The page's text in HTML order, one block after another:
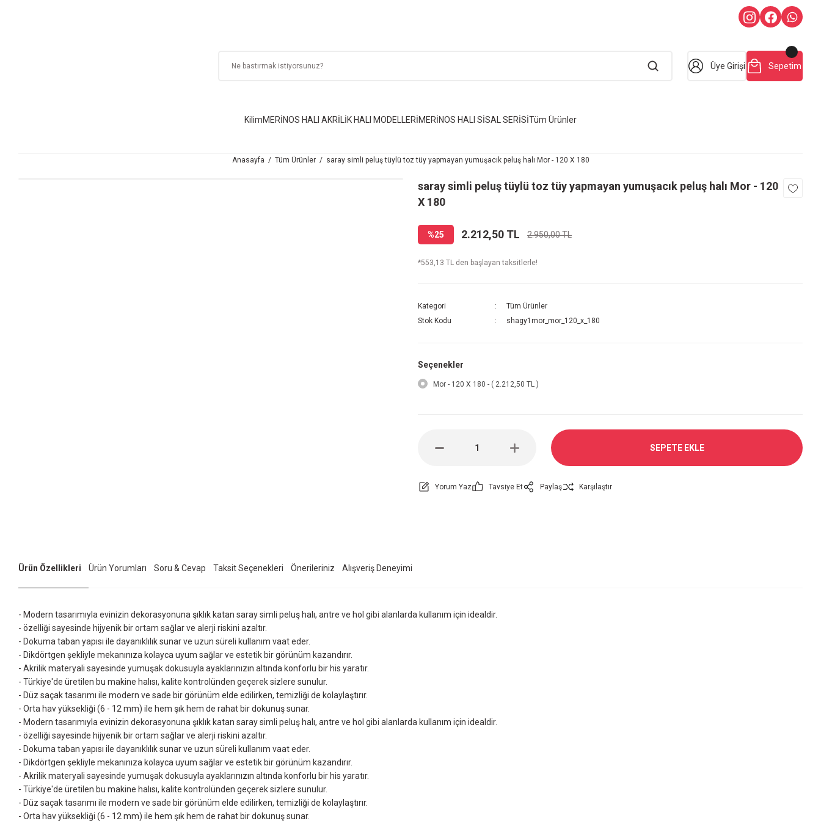
Üye Girişi Sepetim
KilimMERİNOS HALI AKRİLİK HALI MODELLERİMERİNOS HALI SİSAL SERİSİTüm Ürünler
Anasayfa Tüm Ürünler saray simli peluş tüylü toz tüy yapmayan yumuşacık peluş halı Mor - 120 X 180
saray simli peluş tüylü toz tüy yapmayan yumuşacık peluş halı Mor - 120
X 180
%25 2.212,50 TL 2.950,00 TL
*553,13 TL den başlayan taksitlerle!
Kategori
Tüm Ürünler
Stok Kodu
shagy1mor_mor_120_x_180
Seçenekler
Mor - 120 X 180 - ( 2.212,50 TL )
SEPETE EKLE
Yorum Yaz Tavsiye Et Paylaş Karşılaştır
Ürün Özellikleri Ürün Yorumları Soru & Cevap Taksit Seçenekleri Önerileriniz Alışveriş Deneyimi
- Modern tasarımıyla evinizin dekorasyonuna şıklık katan saray simli peluş halı, antre ve hol gibi alanlarda kullanım için idealdir.
- özelliği sayesinde hijyenik bir ortam sağlar ve alerji riskini azaltır.
- Dokuma taban yapısı ile dayanıklılık sunar ve uzun süreli kullanım vaat eder.
- Dikdörtgen şekliyle mekanınıza kolayca uyum sağlar ve estetik bir görünüm kazandırır.
- Akrilik materyali sayesinde yumuşak dokusuyla ayaklarınızın altında konforlu bir his yaratır.
- Türkiye'de üretilen bu makine halısı, kalite kontrolünden geçerek sizlere sunulur.
- Düz saçak tasarımı ile modern ve sade bir görünüm elde edilirken, temizliği de kolaylaştırır.
- Orta hav yüksekliği (6 - 12 mm) ile hem şık hem de rahat bir dokunuş sunar.
- Modern tasarımıyla evinizin dekorasyonuna şıklık katan saray simli peluş halı, antre ve hol gibi alanlarda kullanım için idealdir.
- özelliği sayesinde hijyenik bir ortam sağlar ve alerji riskini azaltır.
- Dokuma taban yapısı ile dayanıklılık sunar ve uzun süreli kullanım vaat eder.
- Dikdörtgen şekliyle mekanınıza kolayca uyum sağlar ve estetik bir görünüm kazandırır.
- Akrilik materyali sayesinde yumuşak dokusuyla ayaklarınızın altında konforlu bir his yaratır.
- Türkiye'de üretilen bu makine halısı, kalite kontrolünden geçerek sizlere sunulur.
- Düz saçak tasarımı ile modern ve sade bir görünüm elde edilirken, temizliği de kolaylaştırır.
- Orta hav yüksekliği (6 - 12 mm) ile hem şık hem de rahat bir dokunuş sunar.